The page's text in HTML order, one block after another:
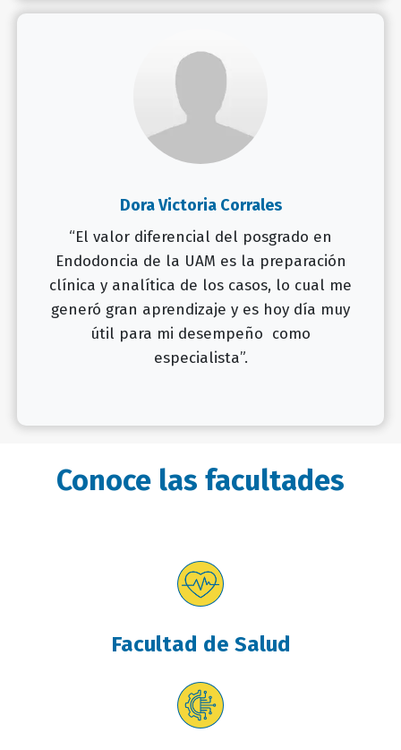
Dora Victoria Corrales
“El valor diferencial del posgrado en
Endodoncia de la UAM es la preparación
clínica y analítica de los casos, lo cual me
generó gran aprendizaje y es hoy día muy
útil para mi desempeño como
especialista”.
Conoce las facultades
Facultad de Salud